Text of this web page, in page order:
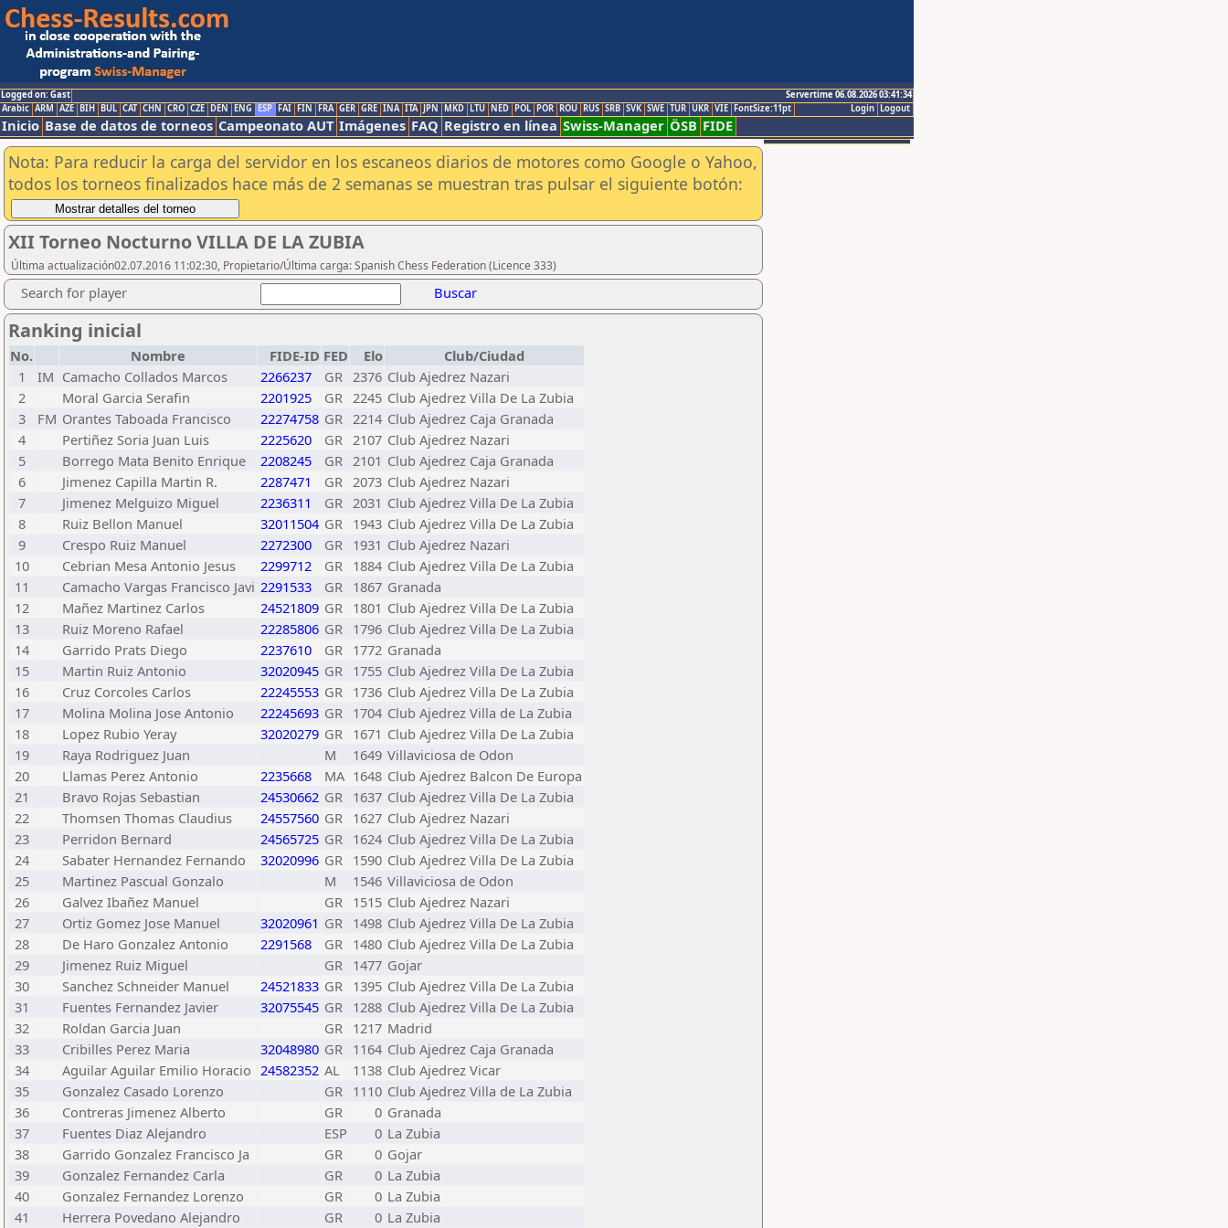
Logged on: Gast
Servertime 06.08.2026 03:41:34
Logout
Login
Arabic ARM AZE BIH BUL CAT CHN CRO CZE DEN ENG ESP FAI FIN FRA GER GRE INA ITA JPN MKD LTU NED POL POR ROU RUS SRB SVK SWE TUR UKR VIE FontSize:11pt
Inicio Base de datos de torneos Campeonato AUT Imágenes FAQ Registro en línea Swiss-Manager ÖSB FIDE
Nota: Para reducir la carga del servidor en los escaneos diarios de motores como Google o Yahoo,
todos los torneos finalizados hace más de 2 semanas se muestran tras pulsar el siguiente botón:
XII Torneo Nocturno VILLA DE LA ZUBIA
Última actualización02.07.2016 11:02:30, Propietario/Última carga: Spanish Chess Federation (Licence 333)
Search for player Buscar
Ranking inicial
No. Nombre FIDE-ID FED Elo
Club/Ciudad
1
IM Camacho Collados Marcos 2266237 GR 2376 Club Ajedrez Nazari
2
Moral Garcia Serafin 2201925 GR 2245 Club Ajedrez Villa De La Zubia
3
FM Orantes Taboada Francisco 22274758 GR 2214 Club Ajedrez Caja Granada
4
Pertiñez Soria Juan Luis 2225620 GR 2107 Club Ajedrez Nazari
5
Borrego Mata Benito Enrique 2208245 GR 2101 Club Ajedrez Caja Granada
6
Jimenez Capilla Martin R. 2287471 GR 2073 Club Ajedrez Nazari
7
Jimenez Melguizo Miguel 2236311 GR 2031 Club Ajedrez Villa De La Zubia
8
Ruiz Bellon Manuel 32011504 GR 1943 Club Ajedrez Villa De La Zubia
9
Crespo Ruiz Manuel 2272300 GR 1931 Club Ajedrez Nazari
10
Cebrian Mesa Antonio Jesus 2299712 GR 1884 Club Ajedrez Villa De La Zubia
11
Camacho Vargas Francisco Javi 2291533 GR 1867 Granada
12
Mañez Martinez Carlos 24521809 GR 1801 Club Ajedrez Villa De La Zubia
13
Ruiz Moreno Rafael 22285806 GR 1796 Club Ajedrez Villa De La Zubia
14
Garrido Prats Diego 2237610 GR 1772 Granada
15
Martin Ruiz Antonio 32020945 GR 1755 Club Ajedrez Villa De La Zubia
16
Cruz Corcoles Carlos 22245553 GR 1736 Club Ajedrez Villa De La Zubia
17
Molina Molina Jose Antonio 22245693 GR 1704 Club Ajedrez Villa de La Zubia
18
Lopez Rubio Yeray 32020279 GR 1671 Club Ajedrez Villa De La Zubia
19
Raya Rodriguez Juan M 1649 Villaviciosa de Odon
20
Llamas Perez Antonio 2235668 MA 1648 Club Ajedrez Balcon De Europa
21
Bravo Rojas Sebastian 24530662 GR 1637 Club Ajedrez Villa De La Zubia
22
Thomsen Thomas Claudius 24557560 GR 1627 Club Ajedrez Nazari
23
Perridon Bernard 24565725 GR 1624 Club Ajedrez Villa De La Zubia
24
Sabater Hernandez Fernando 32020996 GR 1590 Club Ajedrez Villa De La Zubia
25
Martinez Pascual Gonzalo M 1546 Villaviciosa de Odon
26
Galvez Ibañez Manuel GR 1515 Club Ajedrez Nazari
27
Ortiz Gomez Jose Manuel 32020961 GR 1498 Club Ajedrez Villa De La Zubia
28
De Haro Gonzalez Antonio 2291568 GR 1480 Club Ajedrez Villa De La Zubia
29
Jimenez Ruiz Miguel GR 1477 Gojar
30
Sanchez Schneider Manuel 24521833 GR 1395 Club Ajedrez Villa De La Zubia
31
Fuentes Fernandez Javier 32075545 GR 1288 Club Ajedrez Villa De La Zubia
32
Roldan Garcia Juan GR 1217 Madrid
33
Cribilles Perez Maria 32048980 GR 1164 Club Ajedrez Caja Granada
34
Aguilar Aguilar Emilio Horacio 24582352 AL 1138 Club Ajedrez Vicar
35
Gonzalez Casado Lorenzo GR 1110 Club Ajedrez Villa de La Zubia
36
Contreras Jimenez Alberto GR 0 Granada
37
Fuentes Diaz Alejandro ESP 0 La Zubia
38
Garrido Gonzalez Francisco Ja GR 0 Gojar
39
Gonzalez Fernandez Carla GR 0 La Zubia
40
Gonzalez Fernandez Lorenzo GR 0 La Zubia
41
Herrera Povedano Alejandro GR 0 La Zubia